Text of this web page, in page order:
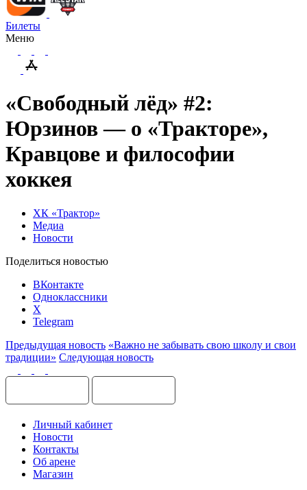
Билеты
Меню
«Свободный лёд» #2:
Юрзинов — о «Тракторе»,
Кравцове и философии
хоккея
ХК «Трактор»
Медиа
Новости
Поделиться новостью
ВКонтакте
Одноклассники
X
Telegram
Предыдущая новость «Важно не забывать свою школу и свои
традиции» Следующая новость
Личный кабинет
Новости
Контакты
Об арене
Магазин